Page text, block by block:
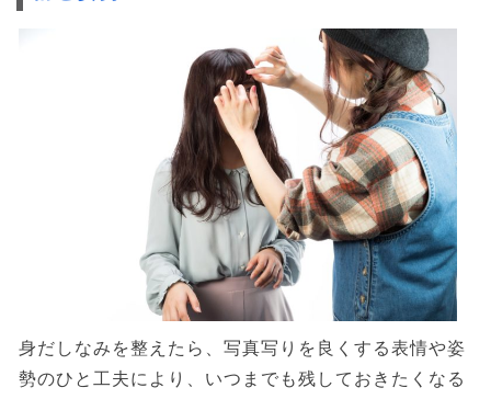
身だしなみを整えたら、写真写りを良くする表情や姿
勢のひと工夫により、いつまでも残しておきたくなる